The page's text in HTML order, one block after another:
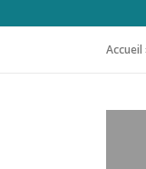
Accueil